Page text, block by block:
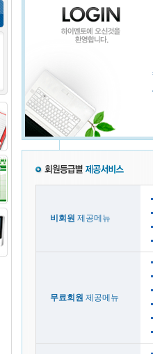
비회원 제공메뉴
무료회원 제공메뉴